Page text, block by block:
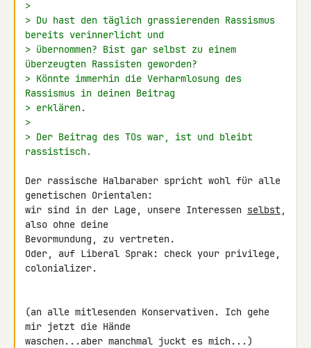
>
> Du hast den täglich grassierenden Rassismus
bereits verinnerlicht und
> übernommen? Bist gar selbst zu einem
überzeugten Rassisten geworden?
> Könnte immerhin die Verharmlosung des
Rassismus in deinen Beitrag
> erklären.
>
> Der Beitrag des TOs war, ist und bleibt
rassistisch.
Der rassische Halbaraber spricht wohl für alle
genetischen Orientalen:
wir sind in der Lage, unsere Interessen selbst,
also ohne deine
Bevormundung, zu vertreten.
Oder, auf Liberal Sprak: check your privilege,
colonializer.
(an alle mitlesenden Konservativen. Ich gehe
mir jetzt die Hände
waschen...aber manchmal juckt es mich...)